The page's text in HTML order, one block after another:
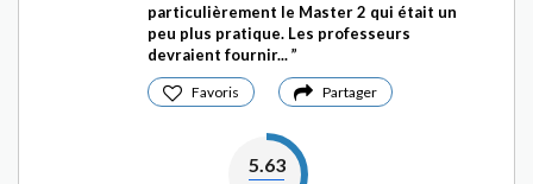
particulièrement le Master 2 qui était un
peu plus pratique. Les professeurs
devraient fournir...
Favoris Partager
5.63